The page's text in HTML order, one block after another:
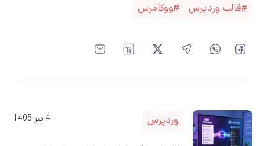
قالب وردپرس
ووکامرس
وردپرس 4 تیر 1405